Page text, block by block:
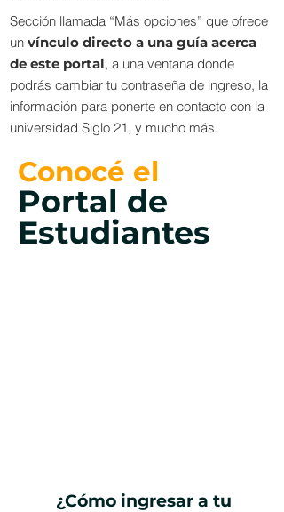
Sección llamada “Más opciones” que ofrece
un vínculo directo a una guía acerca
de este portal, a una ventana donde
podrás cambiar tu contraseña de ingreso, la
información para ponerte en contacto con la
universidad Siglo 21, y mucho más.
Conocé el
Portal de
Estudiantes
¿Cómo ingresar a tu